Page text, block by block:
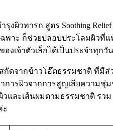
งผิวทารก สูตร Soothing
พาะ ก็ช่วยปลอบประโลมผิว
งเจ้าตัวเล็กได้เป็นประจำทุกวั
ดจากข้าวโอ๊ตธรรมชาติ ที่มีส่
การผิวจากการสูญเสียความ
และเส้นผมตามธรรมชาติ ร
ะ